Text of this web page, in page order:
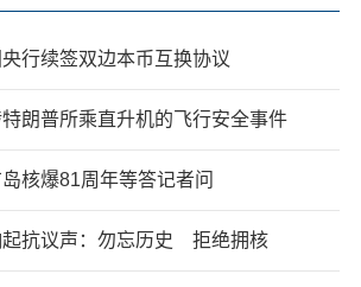
行续签双边本币互换协议
朗普所乘直升机的飞行安全事件
核爆81周年等答记者问
起抗议声：勿忘历史 拒绝拥核